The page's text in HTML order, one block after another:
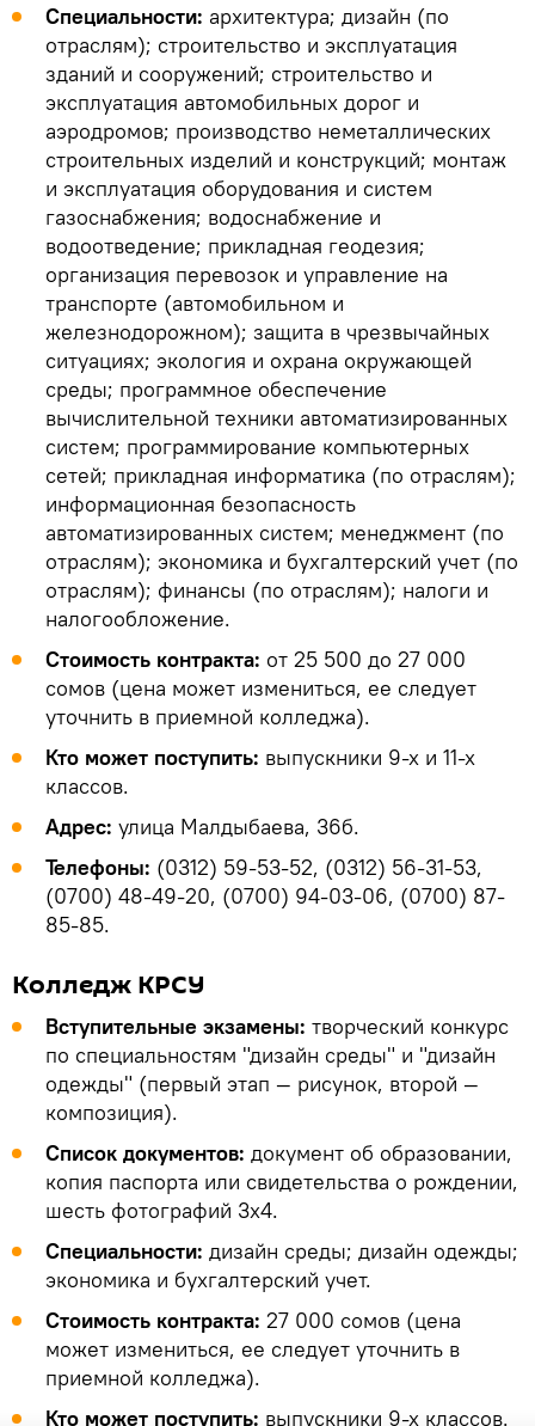
Специальности: архитектура; дизайн (по
отраслям); строительство и эксплуатация
зданий и сооружений; строительство и
эксплуатация автомобильных дорог и
аэродромов; производство неметаллических
строительных изделий и конструкций; монтаж
и эксплуатация оборудования и систем
газоснабжения; водоснабжение и
водоотведение; прикладная геодезия;
организация перевозок и управление на
транспорте (автомобильном и
железнодорожном); защита в чрезвычайных
ситуациях; экология и охрана окружающей
среды; программное обеспечение
вычислительной техники автоматизированных
систем; программирование компьютерных
сетей; прикладная информатика (по отраслям);
информационная безопасность
автоматизированных систем; менеджмент (по
отраслям); экономика и бухгалтерский учет (по
отраслям); финансы (по отраслям); налоги и
налогообложение.
Стоимость контракта: от 25 500 до 27 000
сомов (цена может измениться, ее следует
уточнить в приемной колледжа).
Кто может поступить: выпускники 9-х и 11-х
классов.
Адрес: улица Малдыбаева, 36б.
Телефоны: (0312) 59-53-52, (0312) 56-31-53,
(0700) 48-49-20, (0700) 94-03-06, (0700) 87-
85-85.
Колледж КРСУ
Вступительные экзамены: творческий конкурс
по специальностям "дизайн среды" и "дизайн
одежды" (первый этап — рисунок, второй —
композиция).
Список документов: документ об образовании,
копия паспорта или свидетельства о рождении,
шесть фотографий 3х4.
Специальности: дизайн среды; дизайн одежды;
экономика и бухгалтерский учет.
Стоимость контракта: 27 000 сомов (цена
может измениться, ее следует уточнить в
приемной колледжа).
Кто может поступить: выпускники 9-х классов.